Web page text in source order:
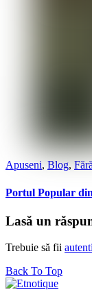
Apuseni, Blog,
Portul Popular
Lasă un
Trebuie să fii
Back To Top